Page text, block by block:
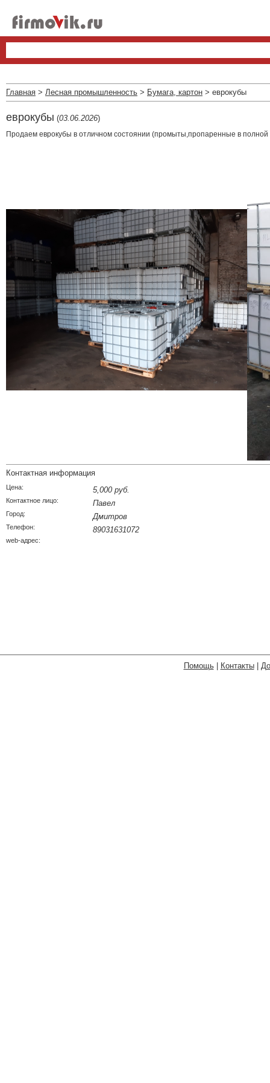
Главная > Лесная промышленность > Бумага, картон > еврокубы
еврокубы (03.06.2026)
Продаем еврокубы в отличном состоянии (промыты,пропаренные в полной
Контактная информация
Цена: 5,000 руб.
Контактное лицо: Павел
Город: Дмитров
Телефон: 89031631072
web-адрес:
Помощь| Контакты|